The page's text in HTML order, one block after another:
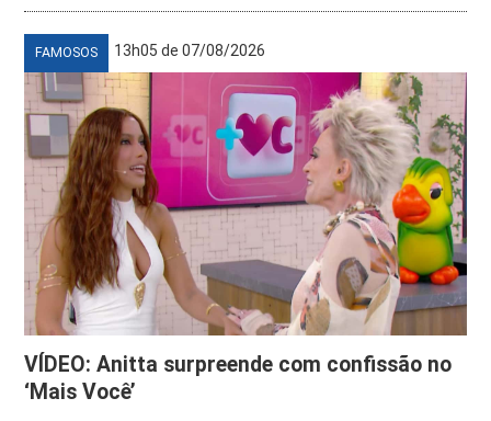
FAMOSOS 13h05 de 07/08/2026
VÍDEO: Anitta surpreende com confissão no
‘Mais Você’